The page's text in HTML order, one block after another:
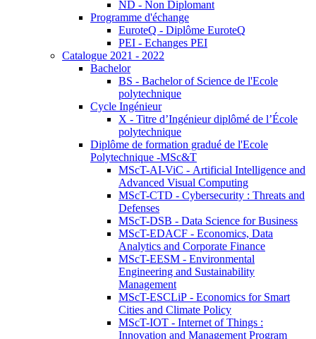
ND - Non Diplomant
Programme d'échange
EuroteQ - Diplôme EuroteQ
PEI - Echanges PEI
Catalogue 2021 - 2022
Bachelor
BS - Bachelor of Science de l'Ecole
polytechnique
Cycle Ingénieur
X - Titre d’Ingénieur diplômé de l’École
polytechnique
Diplôme de formation gradué de l'Ecole
Polytechnique -MSc&T
MScT-AI-ViC - Artificial Intelligence and
Advanced Visual Computing
MScT-CTD - Cybersecurity : Threats and
Defenses
MScT-DSB - Data Science for Business
MScT-EDACF - Economics, Data
Analytics and Corporate Finance
MScT-EESM - Environmental
Engineering and Sustainability
Management
MScT-ESCLiP - Economics for Smart
Cities and Climate Policy
MScT-IOT - Internet of Things :
Innovation and Management Program